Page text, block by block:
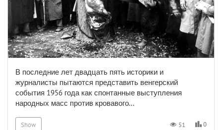
В последние лет двадцать пять историки и
журналисты пытаются представить венгерский
события 1956 года как спонтанные выступления
народных масс против кровавого...
Show 51 0